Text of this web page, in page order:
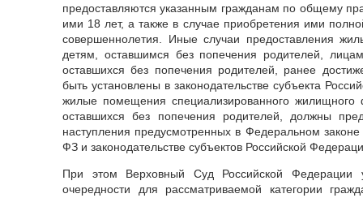
предоставляются указанным гражданам по общему
ими 18 лет, а также в случае приобретения ими
совершеннолетия. Иные случаи предоставления
детям, оставшимся без попечения родителей,
оставшихся без попечения родителей, ранее
быть установлены в законодательстве субъекта
жилые помещения специализированного жилищного
оставшихся без попечения родителей, должны
наступления предусмотренных в Федеральном
ФЗ и законодательстве субъектов Российской
При этом Верховный Суд Российской Федерации
очередности для рассматриваемой категории